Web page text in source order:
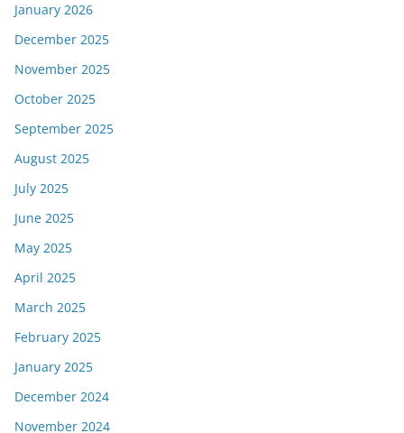
January 2026
December 2025
November 2025
October 2025
September 2025
August 2025
July 2025
June 2025
May 2025
April 2025
March 2025
February 2025
January 2025
December 2024
November 2024